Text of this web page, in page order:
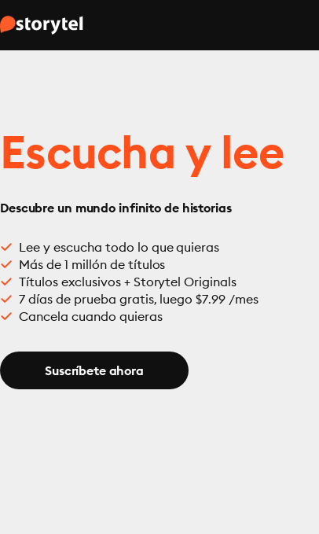
Escucha y lee
Descubre un mundo infinito de historias
Lee y escucha todo lo que quieras
Más de 1 millón de títulos
Títulos exclusivos + Storytel Originals
7 días de prueba gratis, luego $7.99 /mes
Cancela cuando quieras
Suscríbete ahora